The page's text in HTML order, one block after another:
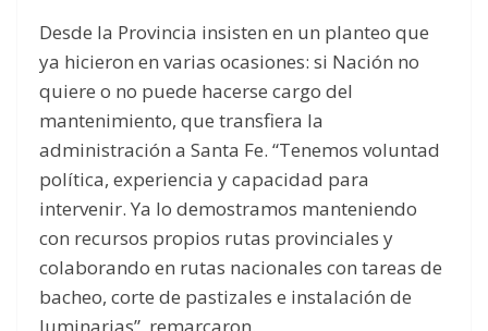
Desde la Provincia insisten en un planteo que
ya hicieron en varias ocasiones: si Nación no
quiere o no puede hacerse cargo del
mantenimiento, que transfiera la
administración a Santa Fe. “Tenemos voluntad
política, experiencia y capacidad para
intervenir. Ya lo demostramos manteniendo
con recursos propios rutas provinciales y
colaborando en rutas nacionales con tareas de
bacheo, corte de pastizales e instalación de
luminarias”, remarcaron.